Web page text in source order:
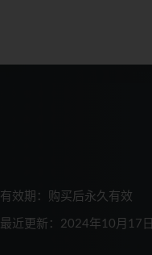
有效期：购买后永久有效
最近更新：2024年10月17日